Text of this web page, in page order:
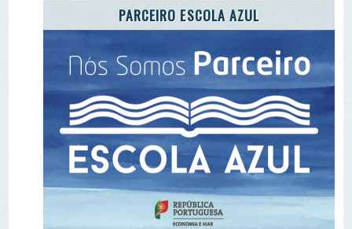
ADOTE A CARTA DA TERRA
ADOTE O TROÇO DE UM RIO